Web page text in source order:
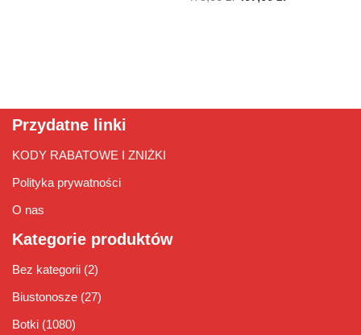
Przydatne linki
KODY RABATOWE I ZNIŻKI
Polityka prywatności
O nas
Kategorie produktów
Bez kategorii (2)
Biustonosze (27)
Botki (1080)